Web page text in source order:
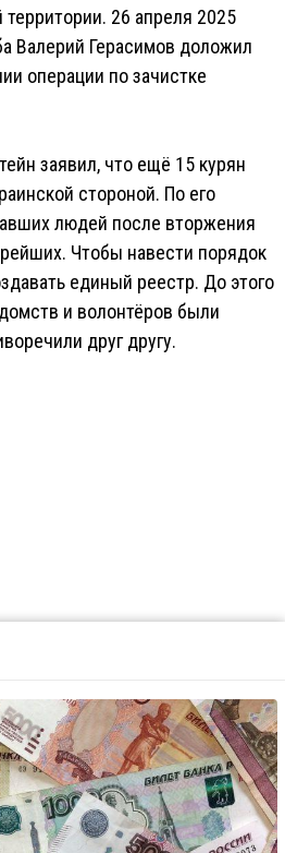
26 апреля 2025
Валерий Герасимов доложил
операции по зачистке
заявил, что ещё 15 курян
стороной. По его
людей после вторжения
Чтобы навести порядок
единый реестр. До этого
и волонтёров были
друг другу.